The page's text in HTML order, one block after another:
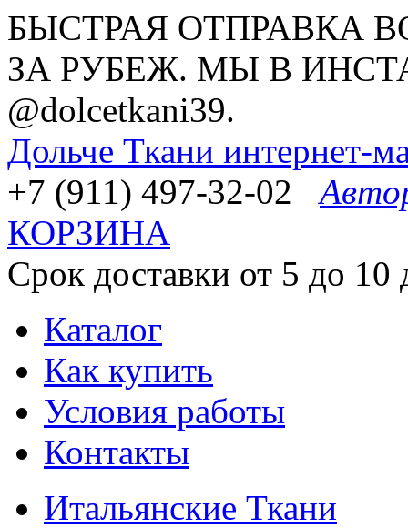
БЫСТРАЯ ОТПРАВКА
ЗА РУБЕЖ. МЫ В
@dolcetkani39.
Дольче Ткани интернет-
+7 (911) 497-32-02
КОРЗИНА
Срок доставки от 5 до 10
Каталог
Как купить
Условия работы
Контакты
Итальянские Ткани